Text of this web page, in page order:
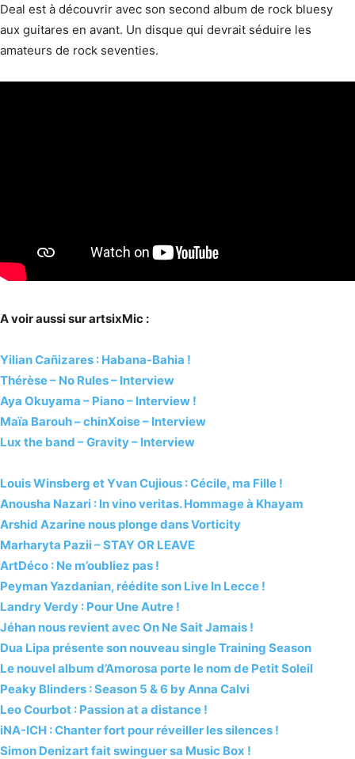
Deal est à découvrir avec son second album de rock bluesy
aux guitares en avant. Un disque qui devrait séduire les
amateurs de rock seventies.
A voir aussi sur artsixMic :
Yilian Cañizares : Habana-Bahia !
Thérèse – No Rules – Interview
Aya Okuyama – Piano – Interview !
Maïa Barouh – chinXoise – Interview
Lux the band – Gravity – Interview
Louis Winsberg et Yvan Cujious : Cécile, ma Fille !
Anousha Nazari : In vino veritas. Hommage à Khayam
Arshid Azarine nous plonge dans Vorticity
Marharyta Pazii – STAY OR LEAVE
ArtDéco : Ne m’oubliez pas !
Peyman Yazdanian, réédite son Live In Lecce !
Landry Verdy : Pour Une Autre !
Jéhan nous revient avec On Ne Sait Jamais !
Dua Lipa présente son nouveau single Training Season
Le nouvel album d’Amorosa porte le nom de Petit Soleil
Peaky Blinders : Season 5 & 6 by Anna Calvi
Leo Courbot : Passion at a distance !
iNA-ICH : Chanter fort pour réveiller les silences !
Simon Denizart fait swinguer sa Music Box !